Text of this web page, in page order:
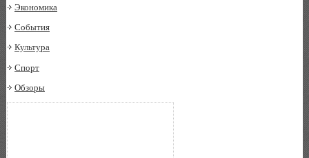
Экономика
События
Культура
Спорт
Обзоры